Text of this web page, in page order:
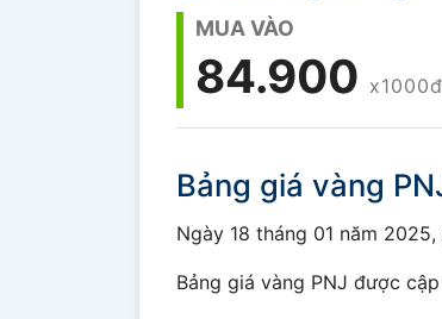
MUA VÀO
84.900
Bảng giá vàng
Ngày 18 tháng 01 năm
Bảng giá vàng PNJ được